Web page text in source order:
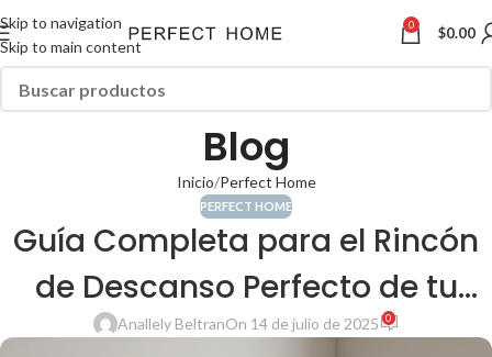
Skip to navigation
Skip to main content
0 $0.00
Blog
Inicio Perfect Home
PERFECT HOME
Guía Completa para el Rincón
de Descanso Perfecto de tu
Peludo
Anallely BeltranOn 14 de julio de 2025 0